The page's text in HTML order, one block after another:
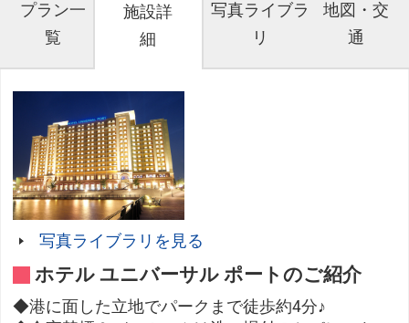
プラン一
覧
施設詳
細
写真ライブラ
リ
地図・交
通
写真ライブラリを見る
ホテル ユニバーサル ポートのご紹介
◆港に面した立地でパークまで徒歩約4分♪